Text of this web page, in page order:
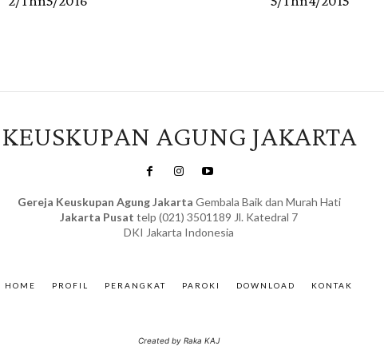
KEUSKUPAN AGUNG JAKARTA
Gereja Keuskupan Agung Jakarta Gembala Baik dan Murah Hati
Jakarta Pusat telp (021) 3501189 Jl. Katedral 7
DKI Jakarta Indonesia
HOME PROFIL PERANGKAT PAROKI DOWNLOAD KONTAK
Created by Raka KAJ